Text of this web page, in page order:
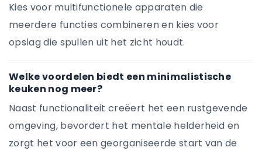
Kies voor multifunctionele apparaten die
meerdere functies combineren en kies voor
opslag die spullen uit het zicht houdt.
Welke voordelen biedt een minimalistische
keuken nog meer?
Naast functionaliteit creëert het een rustgevende
omgeving, bevordert het mentale helderheid en
zorgt het voor een georganiseerde start van de